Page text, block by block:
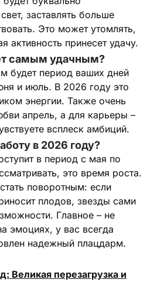
заставлять больше
Это может утомлять,
активность принесет удачу.
самым удачным?
будет период ваших дней
и июль. В 2026 году это
энергии. Также очень
апрель, а для карьеры –
всплеск амбиций.
в 2026 году?
в период с мая по
это время роста.
поворотным: если
плодов, звезды сами
Главное – не
эмоциях, у вас всегда
надежный плацдарм.
Великая перезагрузка и